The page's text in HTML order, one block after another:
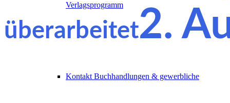
Verlagsprogramm
Kontakt Buchhandlungen & gewerbliche
überarbeitet2.